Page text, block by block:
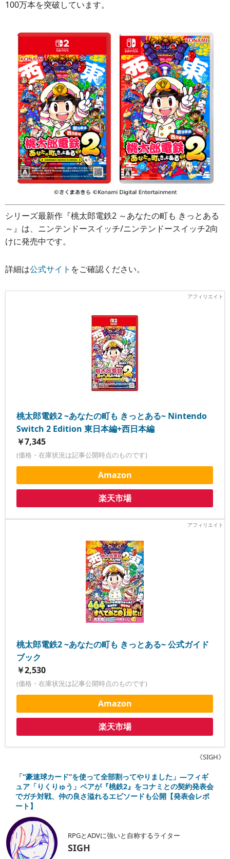
100万本を突破しています。
シリーズ最新作『桃太郎電鉄2 ～あなたの町も きっとある
～』は、ニンテンドースイッチ/ニンテンドースイッチ2向
けに発売中です。
詳細は公式サイト をご確認ください。
桃太郎電鉄2 ~あなたの町も きっとある~ Nintendo
Switch 2 Edition 東日本編+西日本編
￥7,345
(価格・在庫状況は記事公開時点のものです)
Amazon
楽天市場
桃太郎電鉄2 ~あなたの町も きっとある~ 公式ガイド
ブック
￥2,530
(価格・在庫状況は記事公開時点のものです)
Amazon
楽天市場
《SIGH》
「“豪速球カード”を使って全部割ってやりました」―フィギ
ュア「りくりゅう」ペアが『桃鉄2』をコナミとの契約発表会
でガチ対戦、仲の良さ溢れるエピソードも公開【発表会レポ
ート】
RPGとADVに強いと自称するライター
SIGH